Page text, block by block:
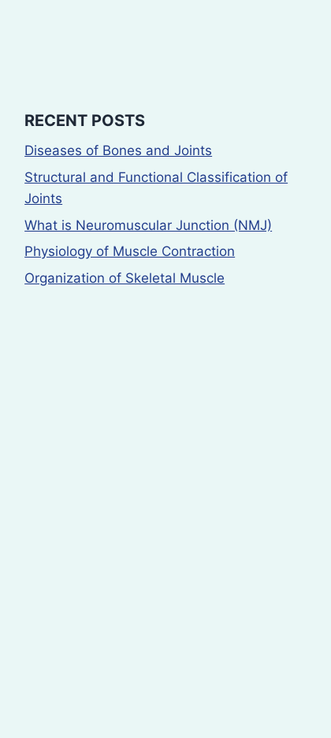
RECENT POSTS
Diseases of Bones and Joints
Structural and Functional Classification of
Joints
What is Neuromuscular Junction (NMJ)
Physiology of Muscle Contraction
Organization of Skeletal Muscle